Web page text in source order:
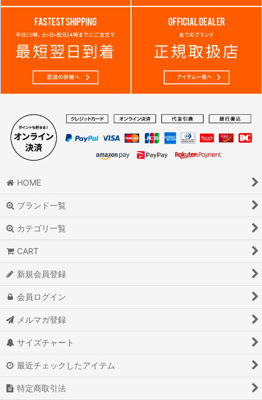
HOME
ブランド一覧
カテゴリ一覧
CART
新規会員登録
会員ログイン
メルマガ登録
サイズチャート
最近チェックしたアイテム
特定商取引法